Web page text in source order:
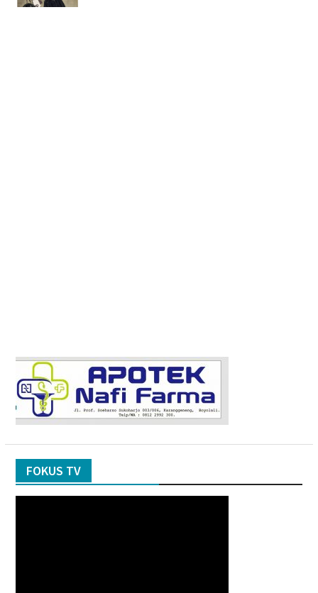
FOKUS TV